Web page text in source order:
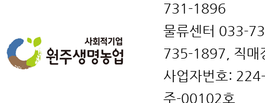
731-1896
물류센터 033-
735-1897, 직
사업자번호:
주-00102호